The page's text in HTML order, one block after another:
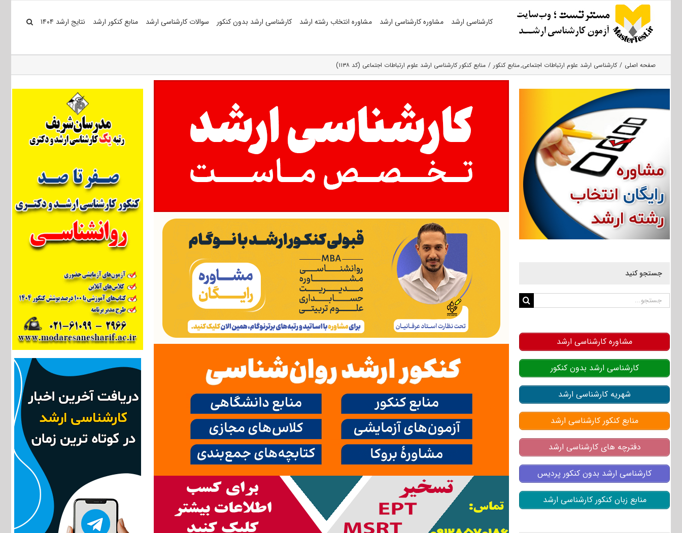
کارشناسی ارشد مشاوره کارشناسی ارشد مشاوره انتخاب رشته ارشد کارشناسی ارشد بدون کنکور سوالات کارشناسی ارشد منابع کنکور ارشد نتایج ارشد ۱۴۰۴
صفحه اصلی کارشناسی ارشد علوم ارتباطات اجتماعی منابع کنکور منابع کنکور کارشناسی ارشد علوم ارتباطات اجتماعی (کد ۱۱۳۸)
جستجو کنید
جستجو
مشاوره کارشناسی ارشد
کارشناسی ارشد بدون کنکور
شهریه کارشناسی ارشد
منابع کنکور کارشناسی ارشد
دفترچه های کارشناسی ارشد
کارشناسی ارشد بدون کنکور پردیس
منابع زبان کنکور کارشناسی ارشد